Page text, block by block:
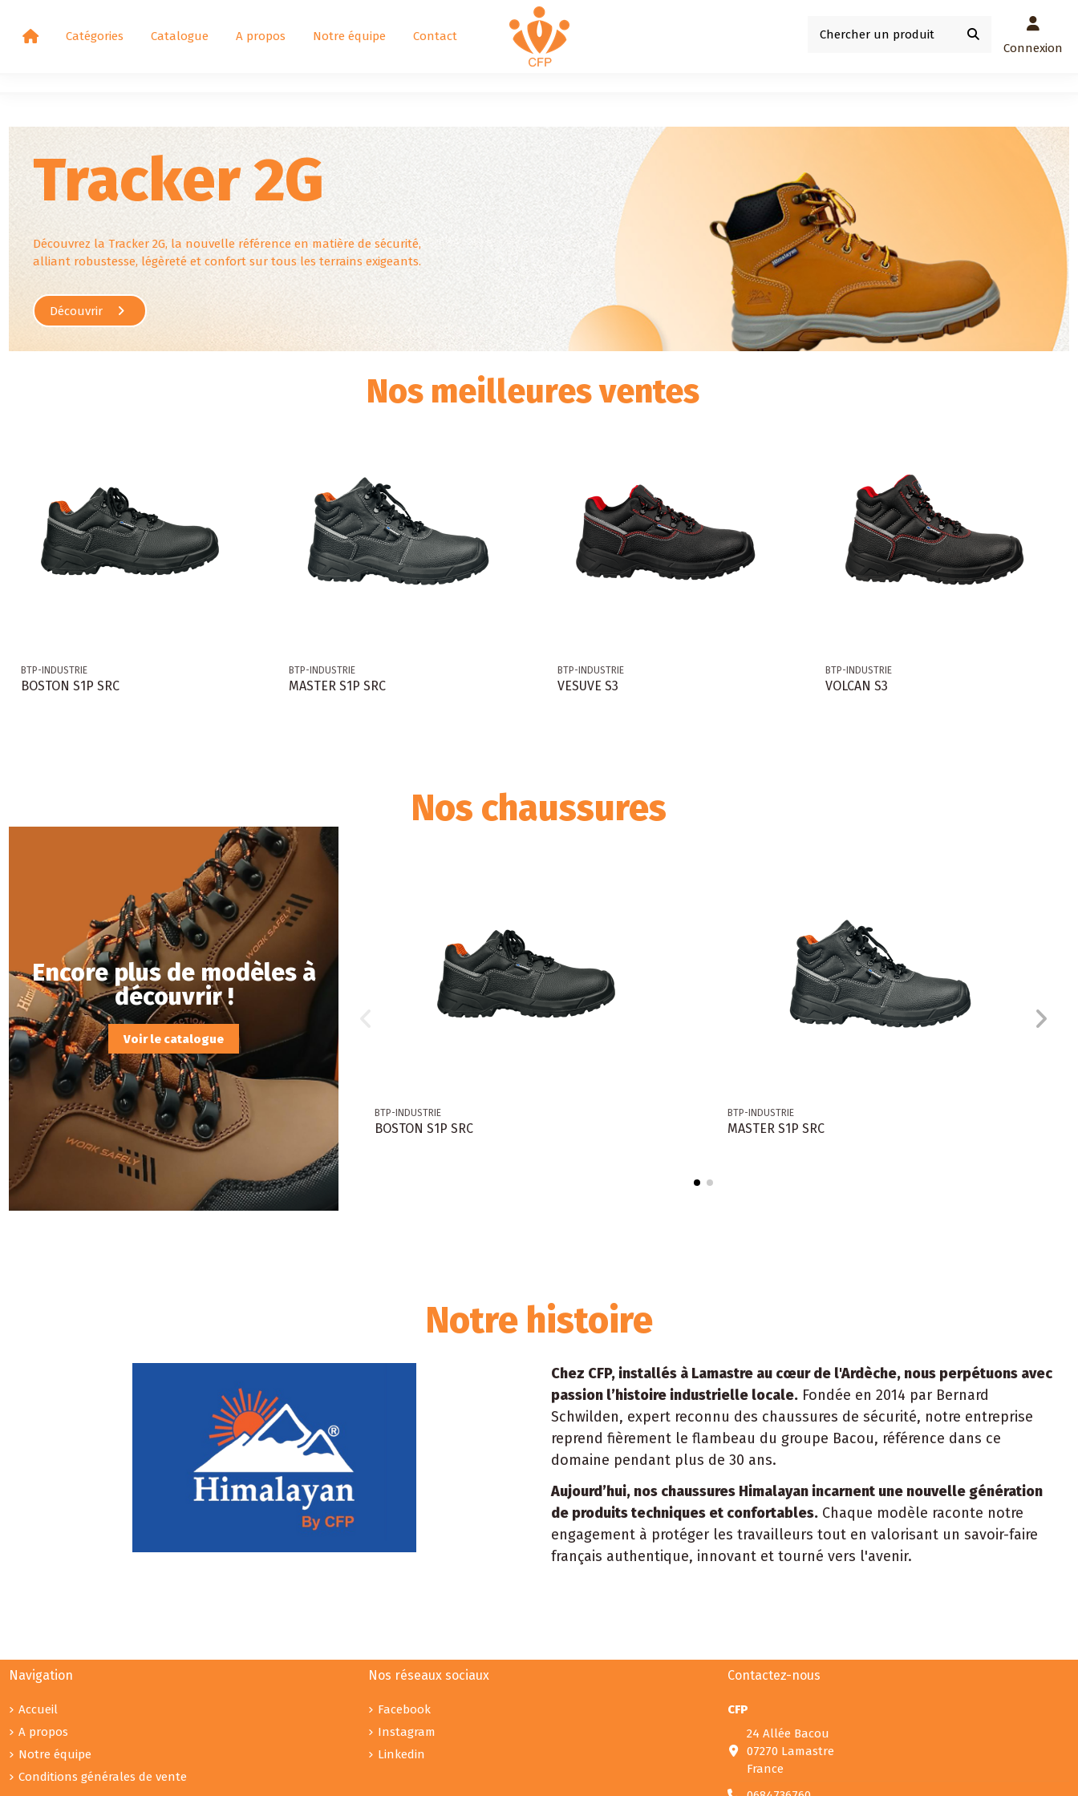
Catégories Catalogue A propos Notre équipe
Contact
Connexion
Tracker 2G
Découvrez la Tracker 2G, la nouvelle référence en matière de sécurité,
alliant robustesse, légèreté et confort sur tous les terrains exigeants.
Découvrir
Nos meilleures ventes
BTP-INDUSTRIE
BOSTON S1P SRC
BTP-INDUSTRIE
MASTER S1P SRC
BTP-INDUSTRIE
VESUVE S3
BTP-INDUSTRIE
VOLCAN S3
Nos chaussures
Encore plus de modèles à
découvrir !
Voir le catalogue
BTP-INDUSTRIE
BOSTON S1P SRC
BTP-INDUSTRIE
MASTER S1P SRC
Notre histoire
Chez CFP, installés à Lamastre au cœur de l'Ardèche, nous perpétuons avec
passion l’histoire industrielle locale. Fondée en 2014 par Bernard
Schwilden, expert reconnu des chaussures de sécurité, notre entreprise
reprend fièrement le flambeau du groupe Bacou, référence dans ce
domaine pendant plus de 30 ans.
Aujourd’hui, nos chaussures Himalayan incarnent une nouvelle génération
de produits techniques et confortables. Chaque modèle raconte notre
engagement à protéger les travailleurs tout en valorisant un savoir-faire
français authentique, innovant et tourné vers l'avenir.
Navigation
Accueil
A propos
Notre équipe
Conditions générales de vente
Nos réseaux sociaux
Facebook
Instagram
Linkedin
Contactez-nous
CFP
24 Allée Bacou
07270 Lamastre
France